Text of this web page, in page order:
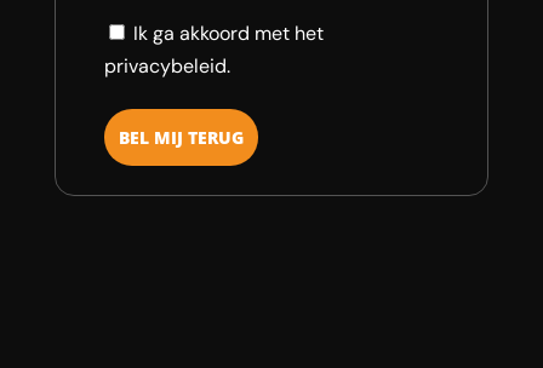
Consent
Ik ga akkoord met het
privacybeleid.